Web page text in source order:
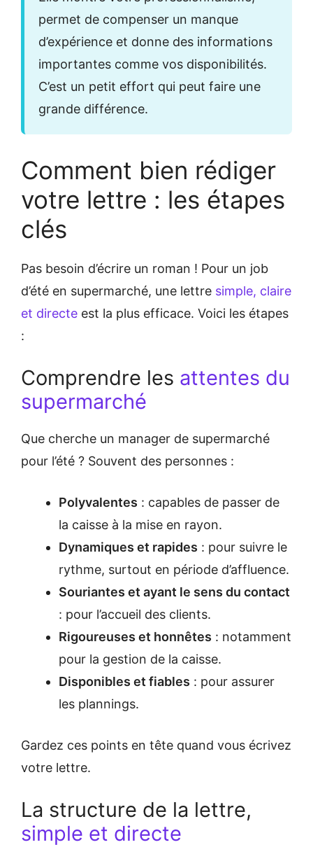
permet de compenser un manque
d’expérience et donne des informations
importantes comme vos disponibilités.
C’est un petit effort qui peut faire une
grande différence.
Comment bien rédiger
votre lettre : les étapes
clés
Pas besoin d’écrire un roman ! Pour un job
d’été en supermarché, une lettre simple, claire
et directe est la plus efficace. Voici les étapes
:
Comprendre les attentes du
supermarché
Que cherche un manager de supermarché
pour l’été ? Souvent des personnes :
Polyvalentes : capables de passer de
la caisse à la mise en rayon.
Dynamiques et rapides : pour suivre le
rythme, surtout en période d’affluence.
Souriantes et ayant le sens du contact
: pour l’accueil des clients.
Rigoureuses et honnêtes : notamment
pour la gestion de la caisse.
Disponibles et fiables : pour assurer
les plannings.
Gardez ces points en tête quand vous écrivez
votre lettre.
La structure de la lettre,
simple et directe